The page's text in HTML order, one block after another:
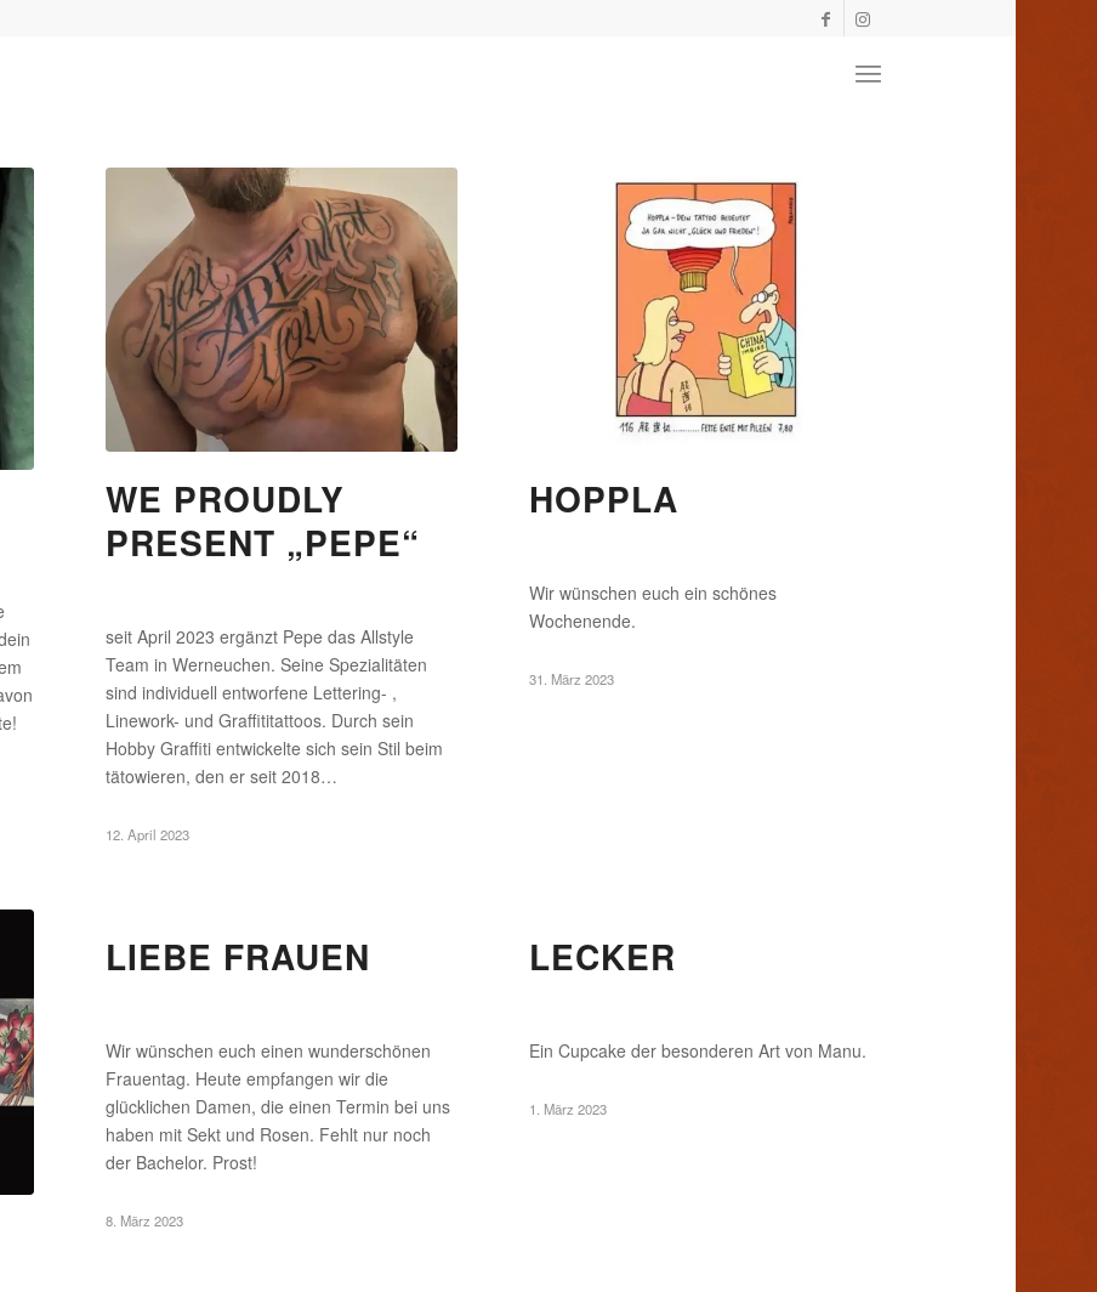
WE PROUDLY
PRESENT „PEPE“
seit April 2023 ergänzt Pepe das Allstyle
Team in Werneuchen. Seine Spezialitäten
sind individuell entworfene Lettering- ,
Linework- und Graffititattoos. Durch sein
Hobby Graffiti entwickelte sich sein Stil beim
tätowieren, den er seit 2018…
12. April 2023
HOPPLA
Wir wünschen euch ein schönes
Wochenende.
31. März 2023
LIEBE FRAUEN
Wir wünschen euch einen wunderschönen
Frauentag. Heute empfangen wir die
glücklichen Damen, die einen Termin bei uns
haben mit Sekt und Rosen. Fehlt nur noch
der Bachelor. Prost!
8. März 2023
LECKER
Ein Cupcake der besonderen Art von Manu.
1. März 2023